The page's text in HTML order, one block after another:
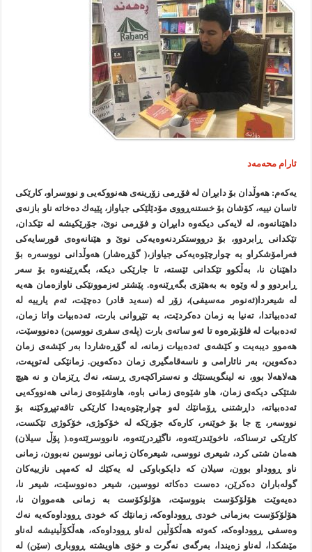
ئارام محه‌مه‌د
یه‌كه‌م: هه‌وڵدان بۆ دابڕان له‌ فۆڕمی زۆرینه‌ی هه‌نووكه‌یی و نووسراو، كارێكی
ئاسان نییه‌، كۆشان بۆ خستنه‌ڕووی مۆدێلێكی جیاواز، پێیه‌ك ده‌خاته‌ ناو بازنه‌ی
داهێنانه‌وه، له‌ لایه‌كی دیكه‌وه‌ دابڕان و فۆڕمی نوێ، جۆرێكیشه‌ له‌ تێكدان،
تێكدانی ڕابردوو، بۆ درووستكردنه‌وه‌یه‌كی نوێ و هێنانه‌وه‌ی قورسایه‌كی
فه‌رامۆشكراو به‌ چوارچێوه‌یه‌كی جیاواز،( گۆڕه‌شار) هه‌وڵدانی نووسه‌ره‌ بۆ
داهێنان نا، به‌ڵكوو تێكدانی ئێسته‌، تا جارێكی دیكه‌، بگه‌ڕێینه‌وه‌ بۆ سه‌ر
ڕابردوو و له‌ وێوه‌ به‌ به‌هێزی بگه‌ڕێنه‌وه‌. پێشتر ئه‌زموونێكی ناوازه‌مان هه‌یه‌
له‌ شیعردا(ئه‌نوه‌ر مه‌سیفی)، زۆر له‌ (سه‌ید قادر) ده‌چێت، ئه‌م یارییه‌ له‌
ئه‌ده‌بیاتدا، ته‌نیا به‌ زمان ده‌كردێت، به‌ تێڕوانی بارت، ئه‌ده‌بیات واتا زمان،
ئه‌ده‌بیات له‌ فلۆبێره‌وه‌ تا ئه‌و ساته‌ی بارت (پله‌ی سفری نووسین) ده‌نووسێت،
هه‌موو دیبه‌یت و كێشه‌ی ئه‌ده‌بیات زمانه‌، له‌ گۆڕه‌شاردا به‌ر كێشه‌ی زمان
ده‌كه‌وین، به‌ر نائارامی و ناسه‌قامگیری زمان ده‌كه‌وین. زمانێكی له‌توپه‌ت،
هه‌لاهه‌لا بوو، نه‌ لینگویستێك و نه‌ستراكچه‌ری ڕسته‌، نه‌ك ڕێزمان و نه‌ هیچ
شتێكی دیكه‌ی زمان، هاو شێوه‌ی زمانی باوه‌، هاوشێوه‌ی زمانی هه‌نووكه‌یی
ئه‌ده‌بیاته‌، داڕشتنی ڕۆمانێك له‌و چوارچێوه‌یه‌دا كارێكی تاقه‌تپڕوكێنه‌ بۆ
نووسه‌ر، چ جا بۆ خوێنه‌ر، كاره‌كه‌ جۆرێكه‌ له‌ خۆكوژی، خۆكوژی تێكست،
كارێكی ترسناكه‌، ناخوێندرێته‌وه‌، ناگێڕدرێته‌وه‌، نانووسرێته‌وه‌.( پۆڵ سیلان)
هه‌مان شتی كرد، شیعری نووسی، شیعره‌كان زمانی نووسین نه‌بوون، زمانی
ناو ڕووداو بوون، سیلان كه‌ دایكوباوكی له‌ یه‌كێك له‌ كه‌مپی نازییه‌كان
گوله‌باران ده‌كرێن، ده‌ست ده‌كاته‌ نووسین، شیعر ده‌نووسێت، شیعر نا،
ده‌یه‌وێت هۆلۆكۆست بنووسێت، هۆلۆكۆست به‌ زمانی هه‌مووان نا،
هۆلۆكۆست به‌زمانی خودی ڕووداوه‌كه‌، زمانێك كه‌ خودی ڕووداوه‌كه‌یه‌ نه‌ك
وه‌سفی ڕووداوه‌كه‌، كه‌وته‌ هه‌ڵكۆڵین له‌ناو ڕووداوه‌كه‌، هه‌ڵكۆڵینیشه‌ له‌ناو
مێشكدا، له‌ناو زه‌یندا، به‌رگه‌ی نه‌گرت و خۆی هاویشته‌ ڕووباری (سێن) له‌